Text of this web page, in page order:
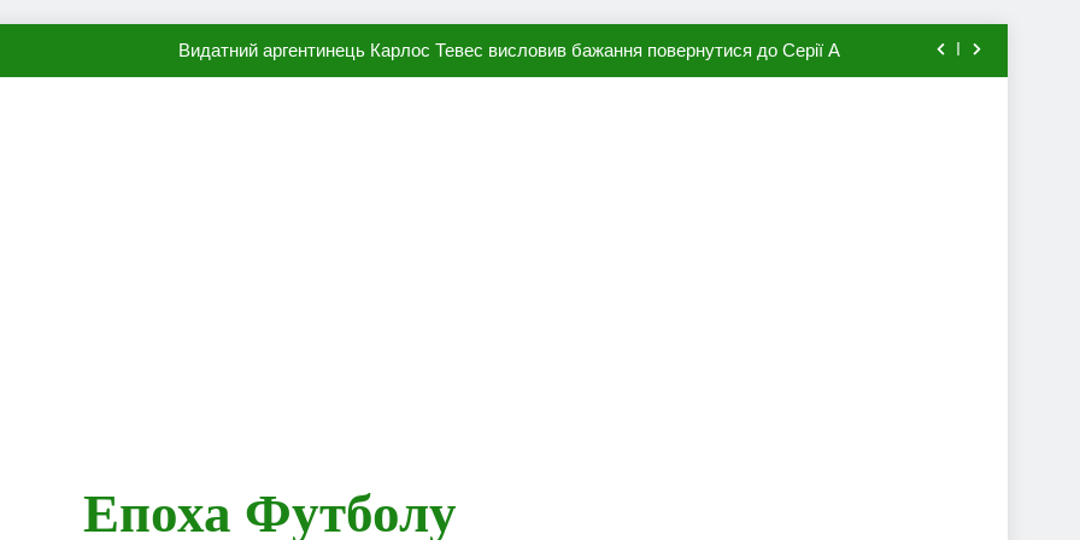
Видатний аргентинець Карлос Тевес висловив бажання повернутися до Серії А
Епоха Футболу